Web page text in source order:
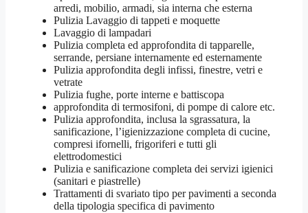
arredi, mobilio, armadi, sia interna che esterna
Pulizia Lavaggio di tappeti e moquette
Lavaggio di lampadari
Pulizia completa ed approfondita di tapparelle,
serrande, persiane internamente ed esternamente
Pulizia approfondita degli infissi, finestre, vetri e
vetrate
Pulizia fughe, porte interne e battiscopa
approfondita di termosifoni, di pompe di calore etc.
Pulizia approfondita, inclusa la sgrassatura, la
sanificazione, l’igienizzazione completa di cucine,
compresi ifornelli, frigoriferi e tutti gli
elettrodomestici
Pulizia e sanificazione completa dei servizi igienici
(sanitari e piastrelle)
Trattamenti di svariato tipo per pavimenti a seconda
della tipologia specifica di pavimento